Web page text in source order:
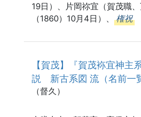
19日）、片岡祢宜（賀茂職
（1860）10月4日）、 権祝
【賀茂】『賀茂袮宜神主
説 新古系図 流（名前一
（督久）